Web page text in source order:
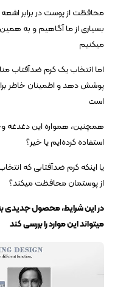
محافظت از پوست در برابر
بسیاری از ما آگاهیم و به
میکنیم
اما انتخاب یک کرم ضدآفتاب
پوشش دهد و اطمینان خاطر
است
همچنین، همواره این دغدغه
استفاده کرده‌ایم یا خیر؟
یا اینکه کرم ضدآفتابی که
از پوستمان محافظت میکند؟
میتواند این موارد را بررسی کند